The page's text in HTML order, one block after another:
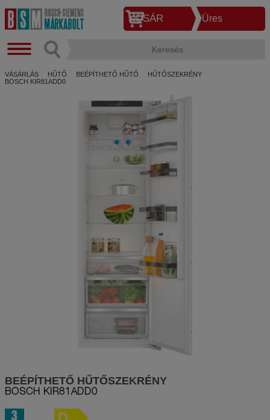
KOSÁR Üres
VÁSÁRLÁS HŰTŐ BEÉPÍTHETŐ HŰTŐ
HŰTŐSZEKRÉNY
BOSCH KIR81ADD0
BEÉPÍTHETŐ HŰTŐSZEKRÉNY
BOSCH KIR81ADD0